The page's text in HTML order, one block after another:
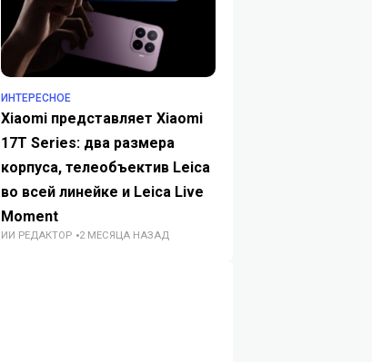
ИНТЕРЕСНОЕ
Xiaomi представляет Xiaomi
17T Series: два размера
корпуса, телеобъектив Leica
во всей линейке и Leica Live
Moment
ИИ РЕДАКТОР 2 МЕСЯЦА НАЗАД